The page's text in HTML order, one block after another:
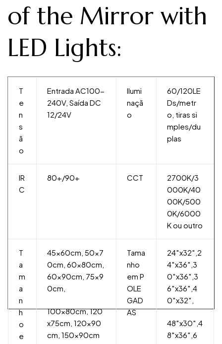
of the Mirror with
LED Lights:
T
e
n
s
ã
o
Entrada AC100-
240V, Saída DC
12/24V
Ilumi
naçã
o
60/120LE
Ds/metr
o, tiras si
mples/du
plas
IR
C
80+/90+ CCT
2700K/3
000K/40
00K/500
0K/6000
K ou outro
T
a
m
a
n
h
o
e
45x60cm, 50x7
0cm, 60x80cm,
60x90cm, 75x9
0cm,
100x80cm, 120
x75cm, 120x90
cm, 150x90cm
Tama
nho
em P
OLE
GAD
AS
24″x32″,2
4″x36″,3
0″x36″,3
6″x36″,4
0″x32″,
48″x30″,4
8″x36″,6